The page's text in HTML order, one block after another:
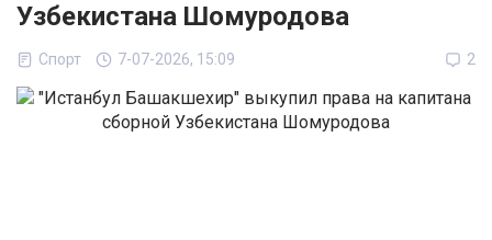
Узбекистана Шомуродова
Спорт 7-07-2026, 15:09 2